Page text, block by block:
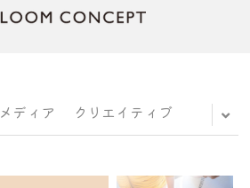
メディア クリエイティブ